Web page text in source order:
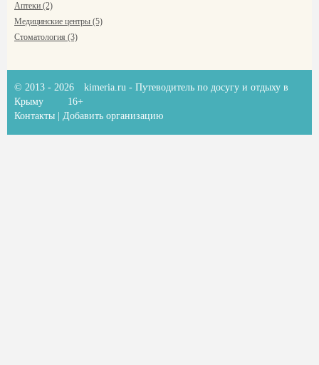
Аптеки (2)
Медицинские центры (5)
Стоматология (3)
© 2013 - 2026 kimeria.ru - Путеводитель по досугу и отдыху в
Крыму
16+
Контакты
Добавить организацию